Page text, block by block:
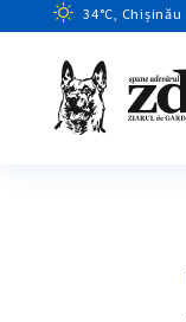
34 °C, Chișinău